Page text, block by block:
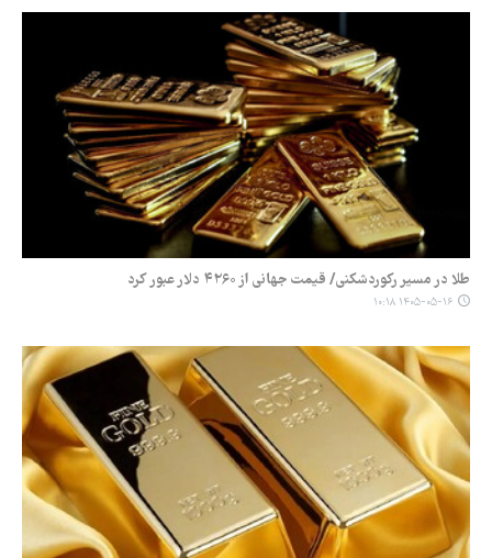
طلا در مسیر رکوردشکنی/ قیمت جهانی از ۴۲۶۰ دلار عبور کرد
۱۴۰۵-۰۵-۱۶ ۱۰:۱۸